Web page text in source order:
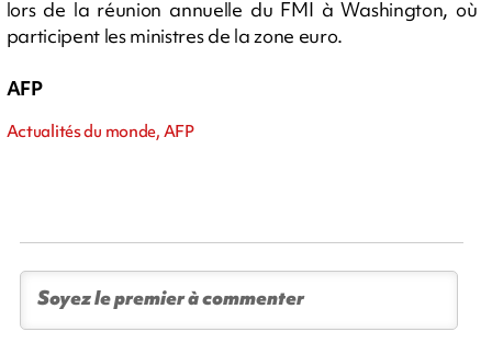
lors de la réunion annuelle du FMI à Washington, où
participent les ministres de la zone euro.
AFP
Actualités du monde, AFP